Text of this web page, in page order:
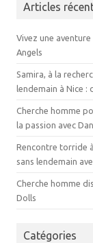
Articles
Vivez une aventure
Angels
Samira, à la
lendemain à Nice :
Cherche homme
la passion avec
Rencontre torride
sans lendemain
Cherche homme
Dolls
Catégories